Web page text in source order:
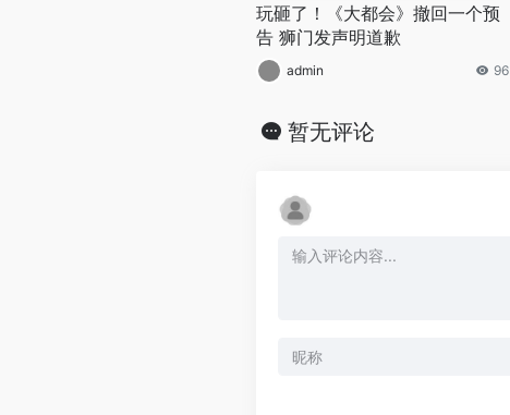
玩砸了！《大都会》撤回一个预
告 狮门发声明道歉
admin 96
暂无评论